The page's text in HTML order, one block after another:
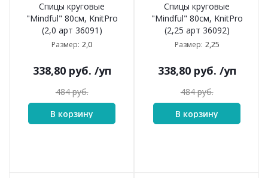
Спицы круговые
"Mindful" 80см, KnitPro
(2,0 арт 36091)
Размер: 2,0
338,80руб. /уп
484руб.
В корзину
Спицы круговые
"Mindful" 80см, KnitPro
(2,25 арт 36092)
Размер: 2,25
338,80руб. /уп
484руб.
В корзину